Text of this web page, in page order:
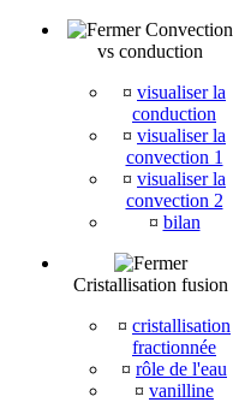
Convection
vs conduction
¤ visualiser la
conduction
¤ visualiser la
convection 1
¤ visualiser la
convection 2
¤ bilan
Cristallisation fusion
¤ cristallisation
fractionnée
¤ rôle de l'eau
¤ vanilline